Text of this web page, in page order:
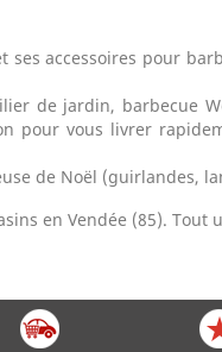
accessoires pour
de jardin, barbecue
pour vous livrer
de Noël (guirlandes,
en Vendée (85). Tout